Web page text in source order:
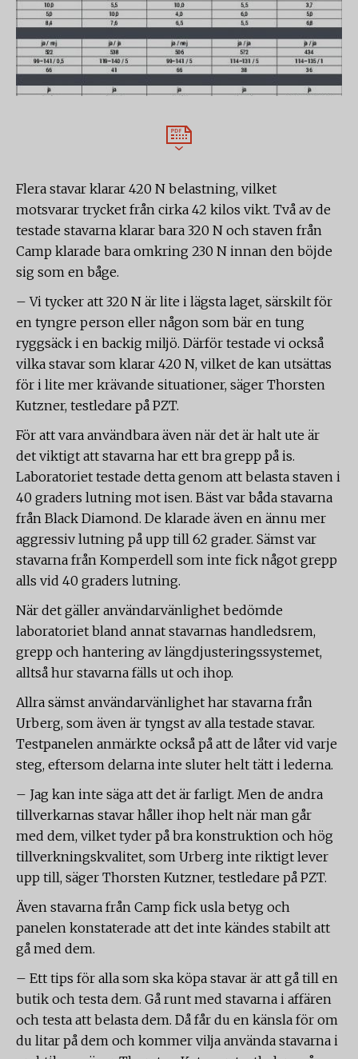
Flera stavar klarar 420 N belastning, vilket
motsvarar trycket från cirka 42 kilos vikt. Två av de
testade stavarna klarar bara 320 N och staven från
Camp klarade bara omkring 230 N innan den böjde
sig som en båge.
– Vi tycker att 320 N är lite i lägsta laget, särskilt för
en tyngre person eller någon som bär en tung
ryggsäck i en backig miljö. Därför testade vi också
vilka stavar som klarar 420 N, vilket de kan utsättas
för i lite mer krävande situationer, säger Thorsten
Kutzner, testledare på PZT.
För att vara användbara även när det är halt ute är
det viktigt att stavarna har ett bra grepp på is.
Laboratoriet testade detta genom att belasta staven i
40 graders lutning mot isen. Bäst var båda stavarna
från Black Diamond. De klarade även en ännu mer
aggressiv lutning på upp till 62 grader. Sämst var
stavarna från Komperdell som inte fick något grepp
alls vid 40 graders lutning.
När det gäller användarvänlighet bedömde
laboratoriet bland annat stavarnas handledsrem,
grepp och hantering av längdjusteringssystemet,
alltså hur stavarna fälls ut och ihop.
Allra sämst användarvänlighet har stavarna från
Urberg, som även är tyngst av alla testade stavar.
Testpanelen anmärkte också på att de låter vid varje
steg, eftersom delarna inte sluter helt tätt i lederna.
– Jag kan inte säga att det är farligt. Men de andra
tillverkarnas stavar håller ihop helt när man går
med dem, vilket tyder på bra konstruktion och hög
tillverkningskvalitet, som Urberg inte riktigt lever
upp till, säger Thorsten Kutzner, testledare på PZT.
Även stavarna från Camp fick usla betyg och
panelen konstaterade att det inte kändes stabilt att
gå med dem.
– Ett tips för alla som ska köpa stavar är att gå till en
butik och testa dem. Gå runt med stavarna i affären
och testa att belasta dem. Då får du en känsla för om
du litar på dem och kommer vilja använda stavarna i